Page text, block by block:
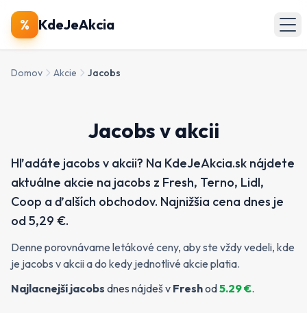
% KdeJeAkcia
🔍Produkty
Zobraziť všetky akcie
Domov Akcie Jacobs
Jacobs v akcii
Hľadáte jacobs v akcii? Na KdeJeAkcia.sk nájdete
aktuálne akcie na jacobs z Fresh, Terno, Lidl,
Coop a ďalších obchodov. Najnižšia cena dnes je
od 5,29 €.
Denne porovnávame letákové ceny, aby ste vždy vedeli, kde
je jacobs v akcii a do kedy jednotlivé akcie platia.
Najlacnejší jacobs dnes nájdeš v Freshod5.29€.